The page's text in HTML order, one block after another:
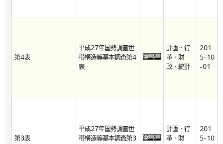
第4表
平成27年国勢調査世
帯構造等基本調査第4
表
計画・行
革・財
政・統計
201
5-10
-01
第3表
平成27年国勢調査世
帯構造等基本調査第3
計画・行
革・財
201
5-10